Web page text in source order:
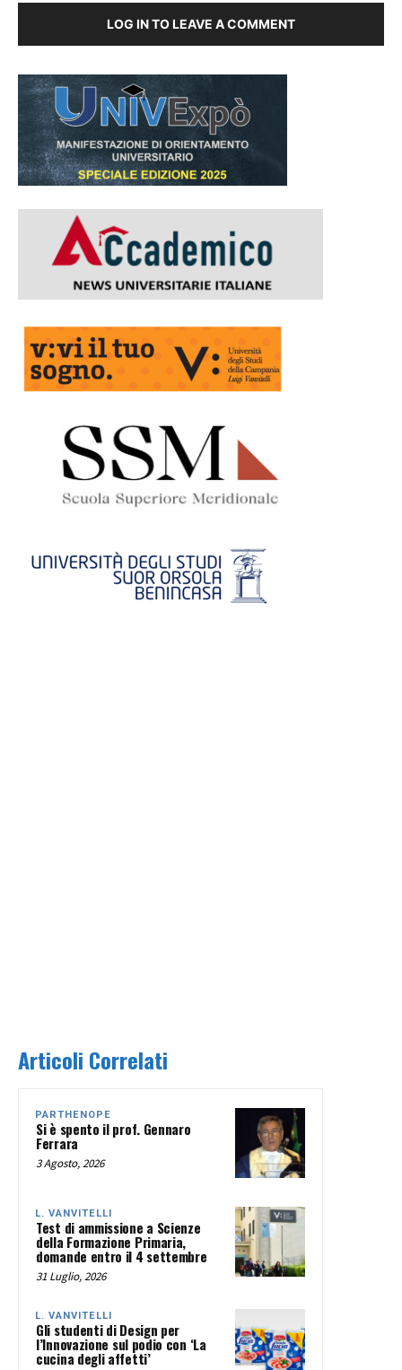
LOG IN TO LEAVE A COMMENT
Articoli Correlati
PARTHENOPE
Si è spento il prof. Gennaro
Ferrara
3 Agosto, 2026
L. VANVITELLI
Test di ammissione a Scienze
della Formazione Primaria,
domande entro il 4 settembre
31 Luglio, 2026
L. VANVITELLI
Gli studenti di Design per
l’Innovazione sul podio con ‘La
cucina degli affetti’